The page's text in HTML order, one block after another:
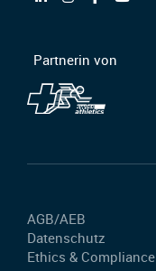
Partnerin von
AGB/AEB
Datenschutz
Ethics & Compliance